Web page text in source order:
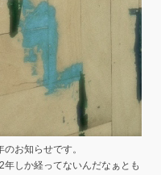
お知らせです。
しか経ってないんだなぁとも